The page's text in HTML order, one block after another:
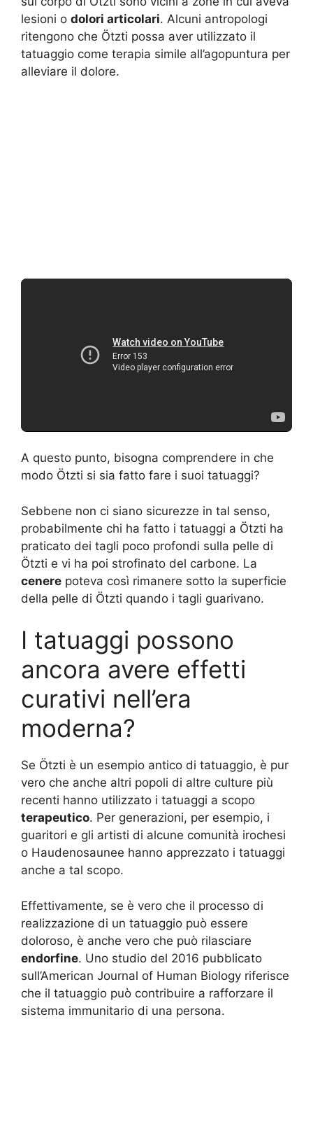
lesioni o dolori articolari. Alcuni antropologi
ritengono che Ötzti possa aver utilizzato il
tatuaggio come terapia simile all’agopuntura per
alleviare il dolore.
A questo punto, bisogna comprendere in che
modo Ötzti si sia fatto fare i suoi tatuaggi?
Sebbene non ci siano sicurezze in tal senso,
probabilmente chi ha fatto i tatuaggi a Ötzti ha
praticato dei tagli poco profondi sulla pelle di
Ötzti e vi ha poi strofinato del carbone. La
cenere poteva così rimanere sotto la superficie
della pelle di Ötzti quando i tagli guarivano.
I tatuaggi possono
ancora avere effetti
curativi nell’era
moderna?
Se Ötzti è un esempio antico di tatuaggio, è pur
vero che anche altri popoli di altre culture più
recenti hanno utilizzato i tatuaggi a scopo
terapeutico. Per generazioni, per esempio, i
guaritori e gli artisti di alcune comunità irochesi
o Haudenosaunee hanno apprezzato i tatuaggi
anche a tal scopo.
Effettivamente, se è vero che il processo di
realizzazione di un tatuaggio può essere
doloroso, è anche vero che può rilasciare
endorfine. Uno studio del 2016 pubblicato
sull’American Journal of Human Biology riferisce
che il tatuaggio può contribuire a rafforzare il
sistema immunitario di una persona.